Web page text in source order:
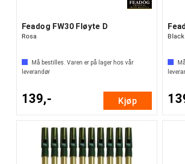
Feadog FW30 Fløyte D
Rosa
Må bestilles. Varen er på lager hos vår
leverandør
139,- Kjøp
Black